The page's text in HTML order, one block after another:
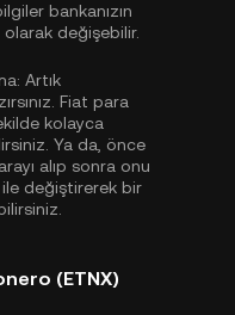
bankanızın
değişebilir.
Artık
Fiat para
kolayca
Ya da, önce
alıp sonra onu
değiştirerek bir
(ETNX)